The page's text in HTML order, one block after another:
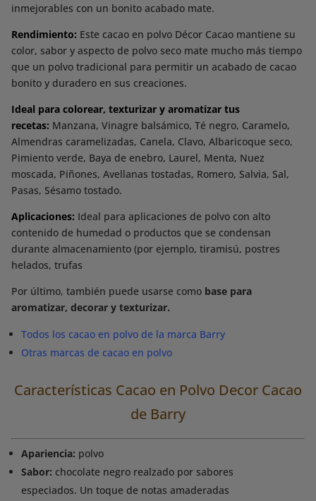
inmejorables con un bonito acabado mate.
Rendimiento: Este cacao en polvo Décor Cacao mantiene su
color, sabor y aspecto de polvo seco mate mucho más tiempo
que un polvo tradicional para permitir un acabado de cacao
bonito y duradero en sus creaciones.
Ideal para colorear, texturizar y aromatizar tus
recetas: Manzana, Vinagre balsámico, Té negro, Caramelo,
Almendras caramelizadas, Canela, Clavo, Albaricoque seco,
Pimiento verde, Baya de enebro, Laurel, Menta, Nuez
moscada, Piñones, Avellanas tostadas, Romero, Salvia, Sal,
Pasas, Sésamo tostado.
Aplicaciones: Ideal para aplicaciones de polvo con alto
contenido de humedad o productos que se condensan
durante almacenamiento (por ejemplo, tiramisú, postres
helados, trufas
Por último, también puede usarse como base para
aromatizar, decorar y texturizar.
Todos los cacao en polvo de la marca Barry
Otras marcas de cacao en polvo
Características Cacao en Polvo Decor Cacao
de Barry
Apariencia: polvo
Sabor: chocolate negro realzado por sabores
especiados. Un toque de notas amaderadas